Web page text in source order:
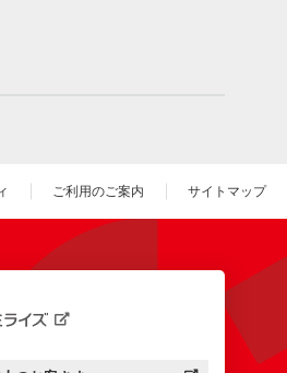
ご利用のご案内 サイトマップ